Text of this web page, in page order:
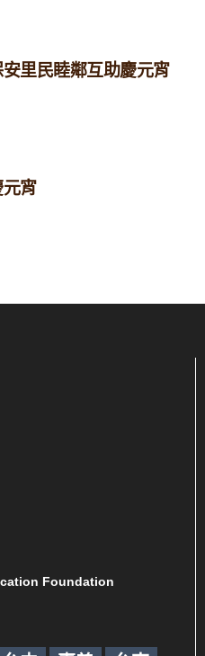
里民睦鄰互助慶元宵
宵
Foundation